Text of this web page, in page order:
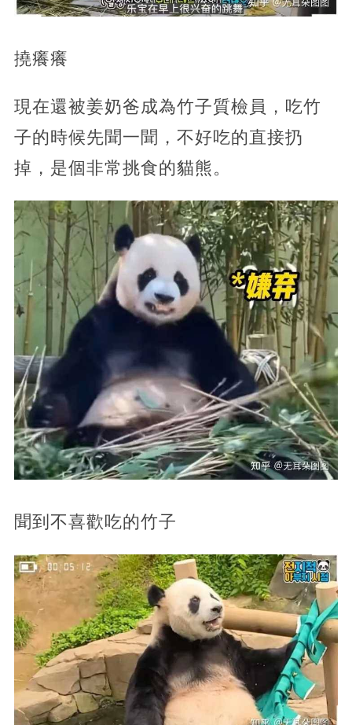
撓癢癢
現在還被姜奶爸成為竹子質檢員，吃竹
子的時候先聞一聞，不好吃的直接扔
掉，是個非常挑食的貓熊。
聞到不喜歡吃的竹子